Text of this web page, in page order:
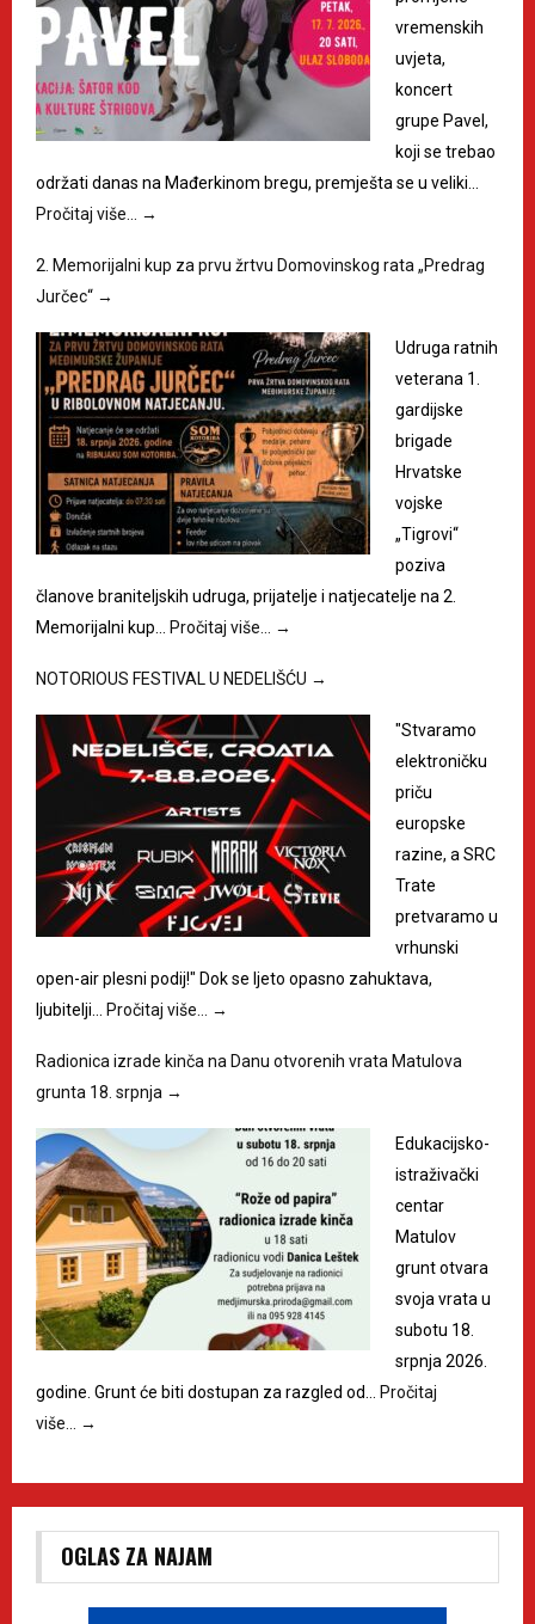
vremenskih
uvjeta,
koncert
grupe Pavel,
koji se trebao
održati danas na Mađerkinom bregu, premješta se u veliki…
Pročitaj više…
→
2. Memorijalni kup za prvu žrtvu Domovinskog rata „Predrag
Jurčec“ →
Udruga ratnih
veterana 1.
gardijske
brigade
Hrvatske
vojske
„Tigrovi“
poziva
članove braniteljskih udruga, prijatelje i natjecatelje na 2.
Memorijalni kup…
Pročitaj više… →
NOTORIOUS FESTIVAL U NEDELIŠĆU →
"Stvaramo
elektroničku
priču
europske
razine, a SRC
Trate
pretvaramo u
vrhunski
open-air plesni podij!" Dok se ljeto opasno zahuktava,
ljubitelji…
Pročitaj više… →
Radionica izrade kinča na Danu otvorenih vrata Matulova
grunta 18. srpnja →
Edukacijsko-
istraživački
centar
Matulov
grunt otvara
svoja vrata u
subotu 18.
srpnja 2026.
godine. Grunt će biti dostupan za razgled od…
Pročitaj
više…
→
OGLAS ZA NAJAM